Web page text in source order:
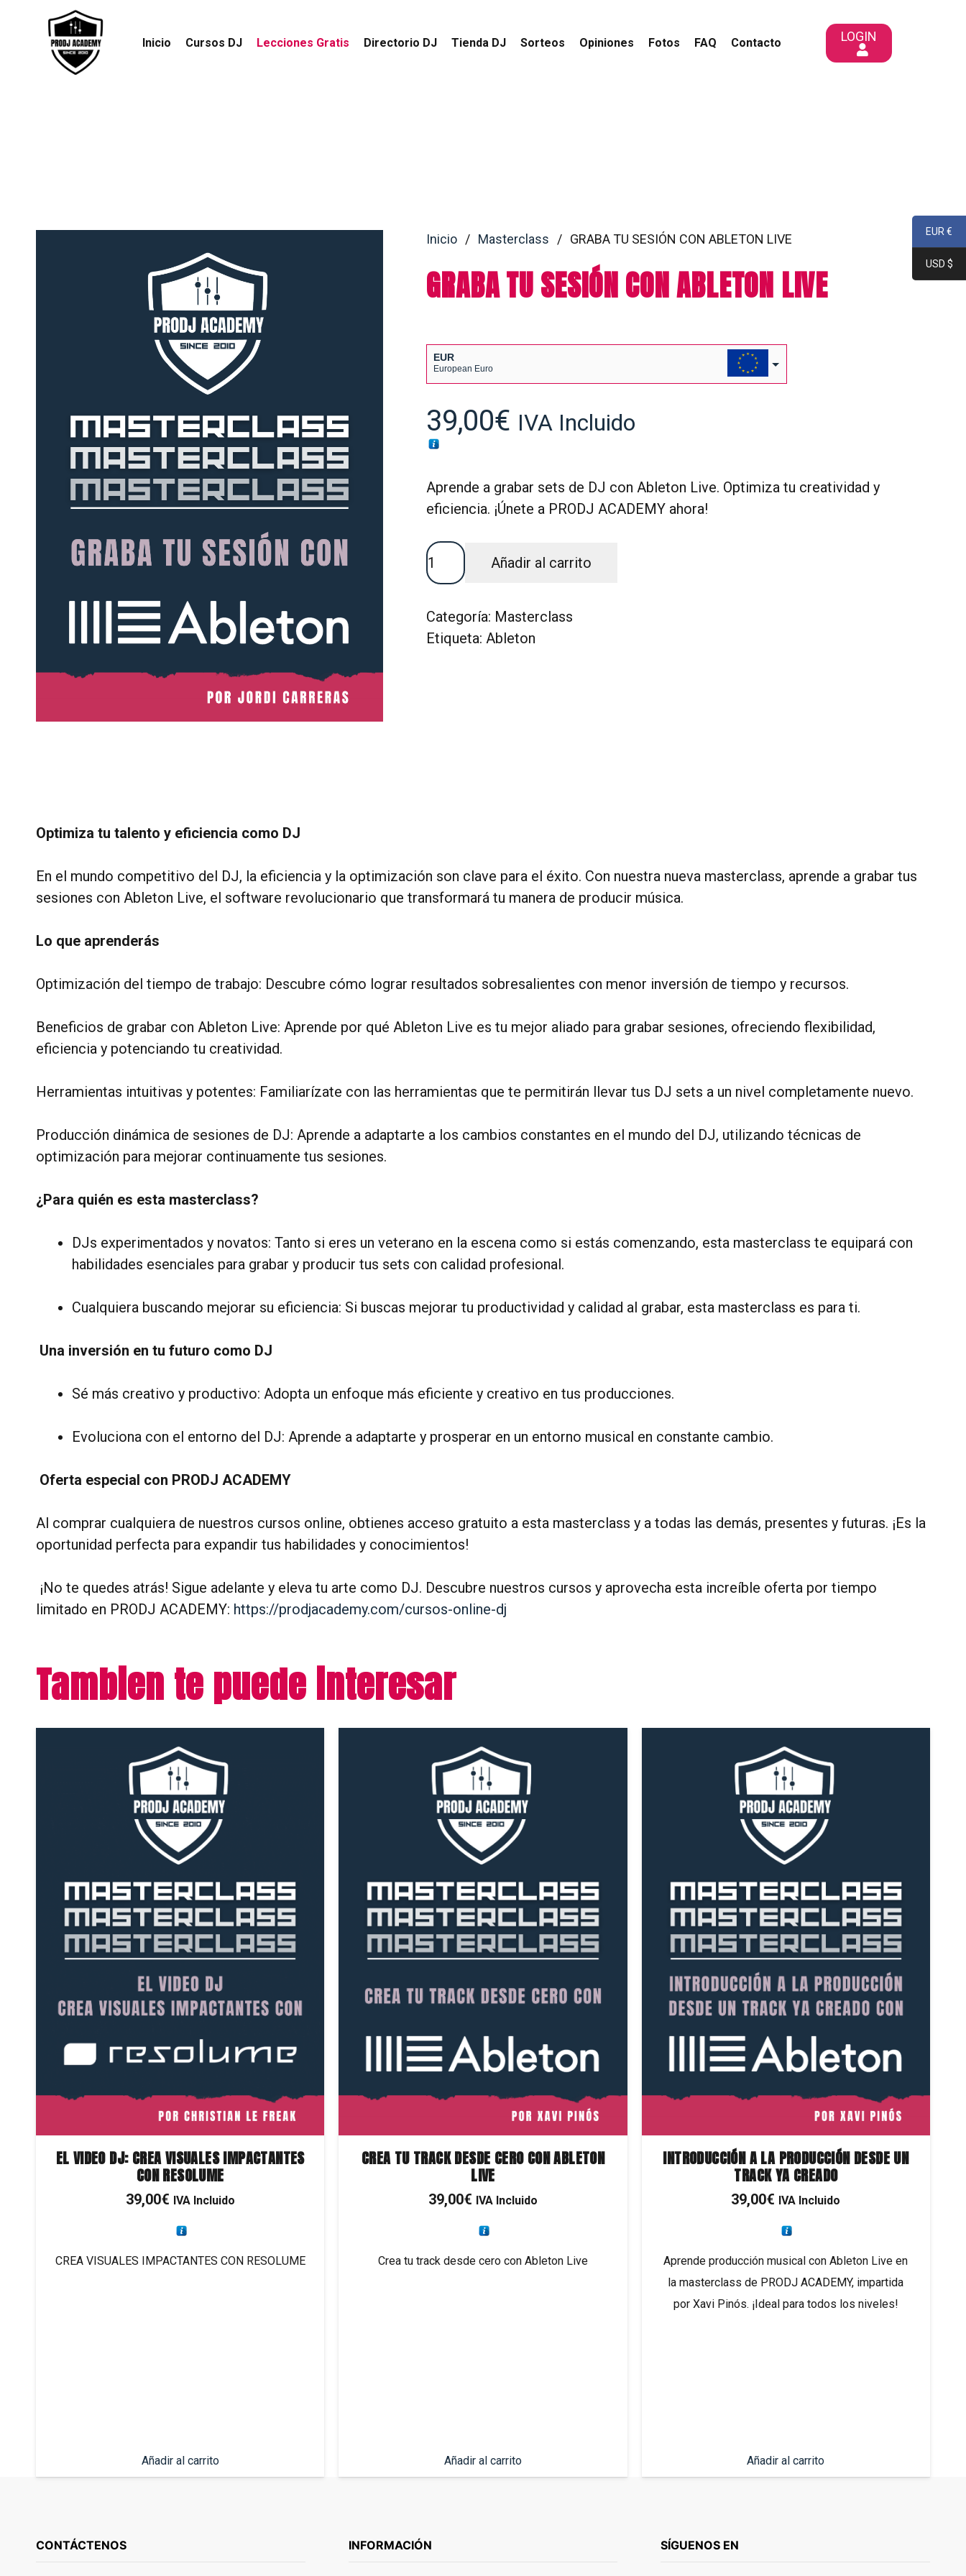
Inicio Cursos DJ Lecciones Gratis Directorio DJ Tienda DJ Sorteos Opiniones Fotos FAQ Contacto LOGIN
Inicio / Masterclass / GRABA TU SESIÓN CON ABLETON LIVE
GRABA TU SESIÓN CON ABLETON LIVE
EUR
European Euro
USA dollar
39,00€ IVA Incluido
Aprende a grabar sets de DJ con Ableton Live. Optimiza tu creatividad y
eficiencia. ¡Únete a PRODJ ACADEMY ahora!
GRABA
TU
CON
ABLETON
Añadir al carrito
Categoría: Masterclass
Etiqueta:Ableton
Optimiza tu talento y eficiencia como DJ
En el mundo competitivo del DJ, la eficiencia y la optimización son clave para el éxito. Con nuestra nueva masterclass, aprende a grabar tus
sesiones con Ableton Live, el software revolucionario que transformará tu manera de producir música.
Lo que aprenderás
Optimización del tiempo de trabajo: Descubre cómo lograr resultados sobresalientes con menor inversión de tiempo y recursos.
Beneficios de grabar con Ableton Live: Aprende por qué Ableton Live es tu mejor aliado para grabar sesiones, ofreciendo flexibilidad,
eficiencia y potenciando tu creatividad.
Herramientas intuitivas y potentes: Familiarízate con las herramientas que te permitirán llevar tus DJ sets a un nivel completamente nuevo.
Producción dinámica de sesiones de DJ: Aprende a adaptarte a los cambios constantes en el mundo del DJ, utilizando técnicas de
optimización para mejorar continuamente tus sesiones.
¿Para quién es esta masterclass?
DJs experimentados y novatos: Tanto si eres un veterano en la escena como si estás comenzando, esta masterclass te equipará con
habilidades esenciales para grabar y producir tus sets con calidad profesional.
Cualquiera buscando mejorar su eficiencia: Si buscas mejorar tu productividad y calidad al grabar, esta masterclass es para ti.
Una inversión en tu futuro como DJ
Sé más creativo y productivo: Adopta un enfoque más eficiente y creativo en tus producciones.
Evoluciona con el entorno del DJ: Aprende a adaptarte y prosperar en un entorno musical en constante cambio.
Oferta especial con PRODJ ACADEMY
Al comprar cualquiera de nuestros cursos online, obtienes acceso gratuito a esta masterclass y a todas las demás, presentes y futuras. ¡Es la
oportunidad perfecta para expandir tus habilidades y conocimientos!
¡No te quedes atrás! Sigue adelante y eleva tu arte como DJ. Descubre nuestros cursos y aprovecha esta increíble oferta por tiempo
limitado en PRODJ ACADEMY: https://prodjacademy.com/cursos-online-dj
Tambien te puede interesar
EL VIDEO DJ: CREA VISUALES IMPACTANTES
CON RESOLUME
39,00€ IVA Incluido
CREA VISUALES IMPACTANTES CON RESOLUME
Añadir al carrito
CREA TU TRACK DESDE CERO CON ABLETON
LIVE
39,00€ IVA Incluido
Crea tu track desde cero con Ableton Live
Añadir al carrito
INTRODUCCIÓN A LA PRODUCCIÓN DESDE UN
TRACK YA CREADO
39,00€ IVA Incluido
Aprende producción musical con Ableton Live en
la masterclass de PRODJ ACADEMY, impartida
por Xavi Pinós. ¡Ideal para todos los niveles!
Añadir al carrito
CONTÁCTENOS INFORMACIÓN SÍGUENOS EN
EUR €
USD $